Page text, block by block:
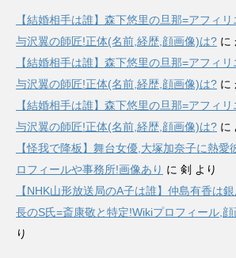
【結婚相手は誰】森下悠里の旦那=アフィ
与沢翼の師匠!正体(名前,経歴,顔画像)は? に
【結婚相手は誰】森下悠里の旦那=アフィ
与沢翼の師匠!正体(名前,経歴,顔画像)は? に
【結婚相手は誰】森下悠里の旦那=アフィ
与沢翼の師匠!正体(名前,経歴,顔画像)は? に
【怪我で降板】舞台女優,大塚加奈子に熱愛
ロフィールや事務所!画像あり に 剣 より
【NHK山形放送局のA子は誰】仲島有香は
長のS氏=斎康敬と特定!Wikiプロフィール,顔
り